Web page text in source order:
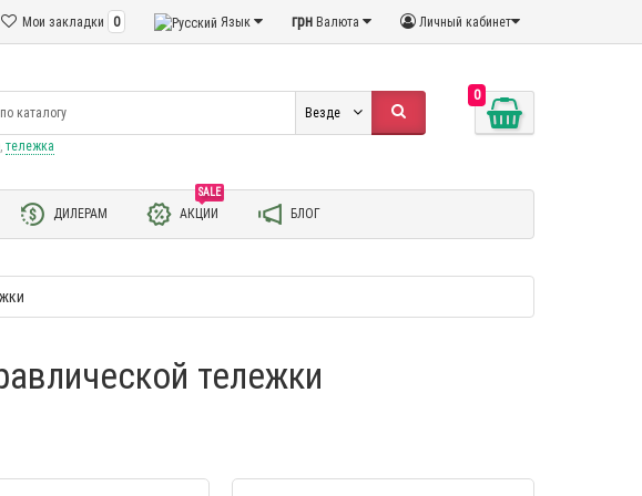
Личный кабинет
грн Валюта
Язык
Мои закладки 0
0
Везде
тележка
ДИЛЕРАМ
SALE
АКЦИИ БЛОГ
тележки